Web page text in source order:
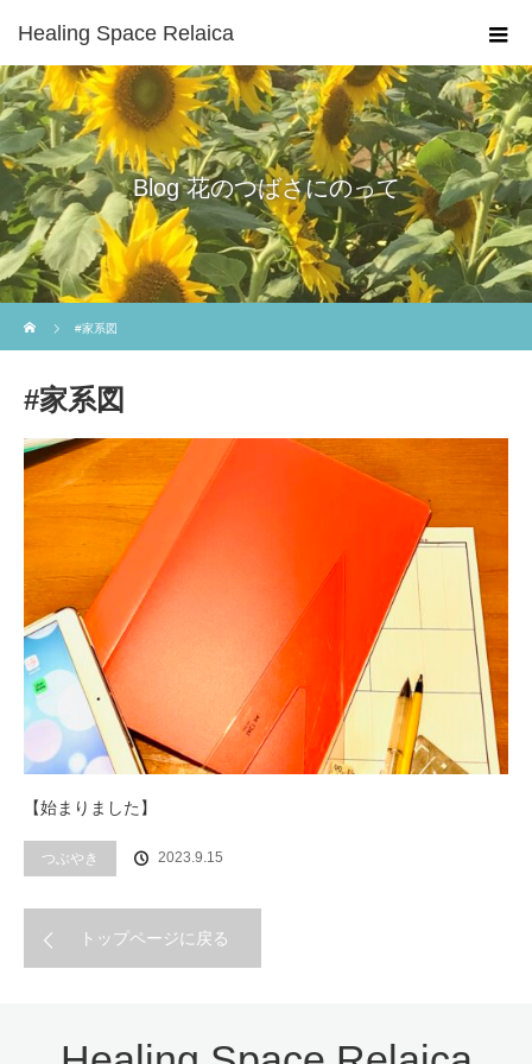
Healing Space Relaica
Blog 花のつばさにのって
#家系図
#家系図
【始まりました】
つぶやき 2023.9.15
トップページに戻る